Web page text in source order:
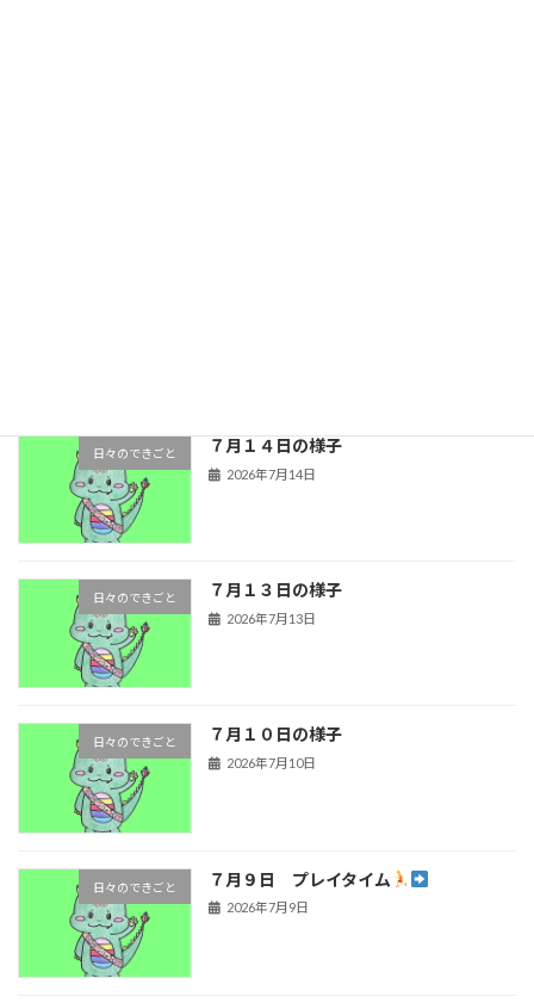
日々のできごと ７月１４日の様子
2026年7月14日
日々のできごと ７月１３日の様子
2026年7月13日
日々のできごと ７月１０日の様子
2026年7月10日
日々のできごと ７月９日 プレイタイム
2026年7月9日